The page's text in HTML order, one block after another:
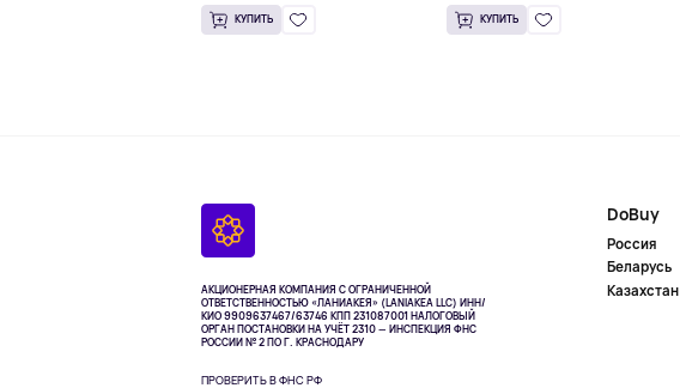
КУПИТЬ КУПИТЬ
АКЦИОНЕРНАЯ КОМПАНИЯ С ОГРАНИЧЕННОЙ
ОТВЕТСТВЕННОСТЬЮ «ЛАНИАКЕЯ» (LANIAKEA LLC) ИНН/
КИО 9909637467/63746 КПП 231087001НАЛОГОВЫЙ
ОРГАН ПОСТАНОВКИ НА УЧЁТ 2310 — ИНСПЕКЦИЯ ФНС
РОССИИ № 2 ПО Г. КРАСНОДАРУ
ПРОВЕРИТЬ В ФНС РФ
DoBuy
Россия
Беларусь
Казахстан